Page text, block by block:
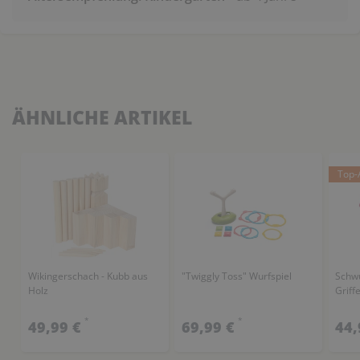
ÄHNLICHE ARTIKEL
Wikingerschach - Kubb aus
Holz
49,99 € *
"Twiggly Toss" Wurfspiel
69,99 € *